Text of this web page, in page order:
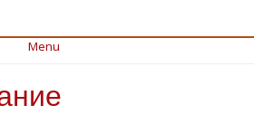
Menu